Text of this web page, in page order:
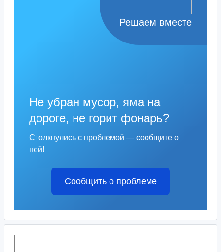
Решаем вместе
Не убран мусор, яма на
дороге, не горит фонарь?
Столкнулись с проблемой — сообщите о
ней!
Сообщить о проблеме